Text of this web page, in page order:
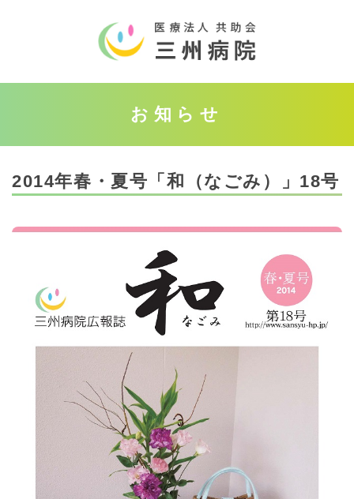
お知らせ
2014年春・夏号「和（なごみ）」18号